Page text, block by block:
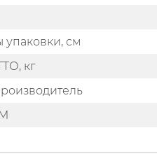
упаковки, см
кг